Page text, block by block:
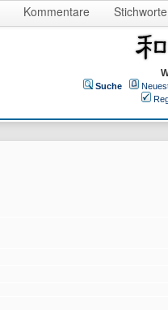
Kommentare Stichworte
Suche